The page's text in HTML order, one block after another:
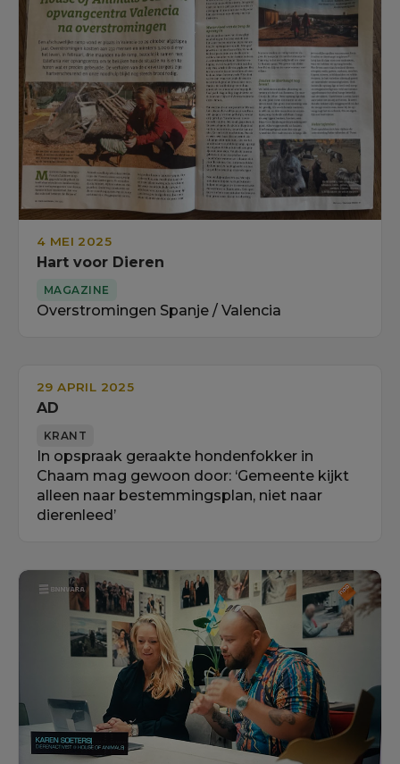
4 MEI 2025
Hart voor Dieren
MAGAZINE
Overstromingen Spanje / Valencia
29 APRIL 2025
AD
KRANT
In opspraak geraakte hondenfokker in
Chaam mag gewoon door: ‘Gemeente kijkt
alleen naar bestemmingsplan, niet naar
dierenleed’